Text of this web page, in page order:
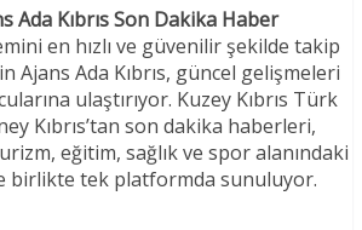
Ada Kıbrıs Son Dakika Haber
en hızlı ve güvenilir şekilde takip
Ajans Ada Kıbrıs, güncel gelişmeleri
ulaştırıyor. Kuzey Kıbrıs Türk
Kıbrıs’tan son dakika haberleri,
eğitim, sağlık ve spor alanındaki
birlikte tek platformda sunuluyor.